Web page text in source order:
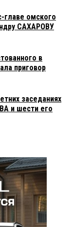
главе омского
САХАРОВУ
в
приговор
заседаниях
и шести его